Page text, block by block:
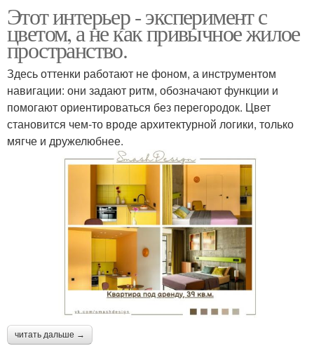
Этот интерьер - эксперимент с
цветом, а не как привычное жилое
пространство.
Здесь оттенки работают не фоном, а инструментом
навигации: они задают ритм, обозначают функции и
помогают ориентироваться без перегородок. Цвет
становится чем-то вроде архитектурной логики, только
мягче и дружелюбнее.
читать дальше →